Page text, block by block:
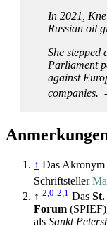
In 2021,
Russian oil
She
Parliament
against
companies.
↑ Das Akronym
Schriftsteller
↑ 2,0 2,1 Das
Forum
als Sankt